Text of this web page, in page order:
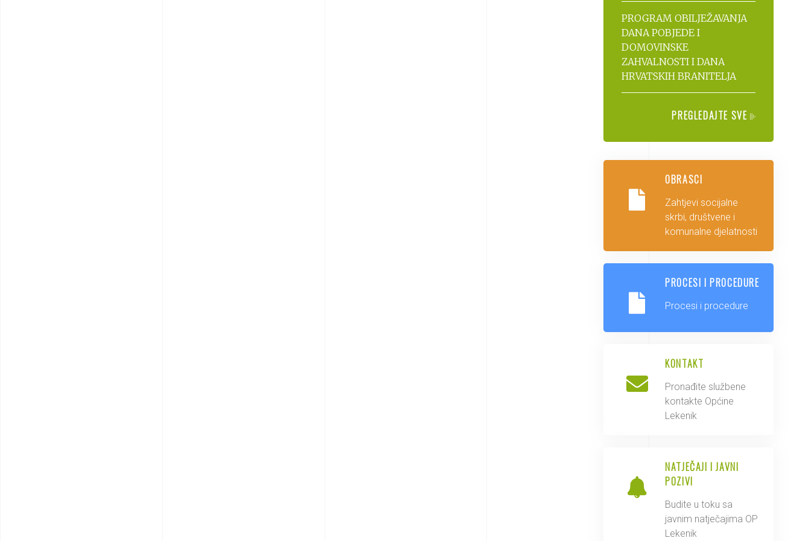
PROGRAM OBILJEŽAVANJA
DANA POBJEDE I
DOMOVINSKE
ZAHVALNOSTI I DANA
HRVATSKIH BRANITELJA
PREGLEDAJTE SVE
OBRASCI
Zahtjevi socijalne
skrbi, društvene i
komunalne djelatnosti
PROCESI I PROCEDURE
Procesi i procedure
KONTAKT
Pronađite službene
kontakte Općine
Lekenik
NATJEČAJI I JAVNI
POZIVI
Budite u toku sa
javnim natječajima OP
Lekenik